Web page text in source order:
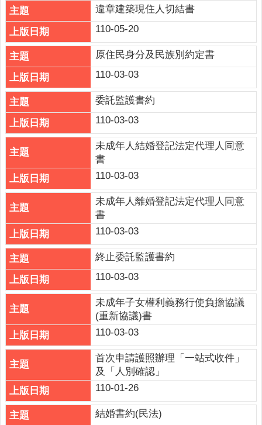
回
首
頁
隱
私
權
保
護
政
策
站
安
全
策
政
府
網
站
資
料
開
放
宣
違章建築現住人切結書
110-05-20
原住民身分及民族別約定書
110-03-03
委託監護書約
110-03-03
未成年人結婚登記法定代理人同意
書
110-03-03
未成年人離婚登記法定代理人同意
書
110-03-03
終止委託監護書約
110-03-03
未成年子女權利義務行使負擔協議
(重新協議)書
110-03-03
首次申請護照辦理「一站式收件」
及「人別確認」
110-01-26
結婚書約(民法)